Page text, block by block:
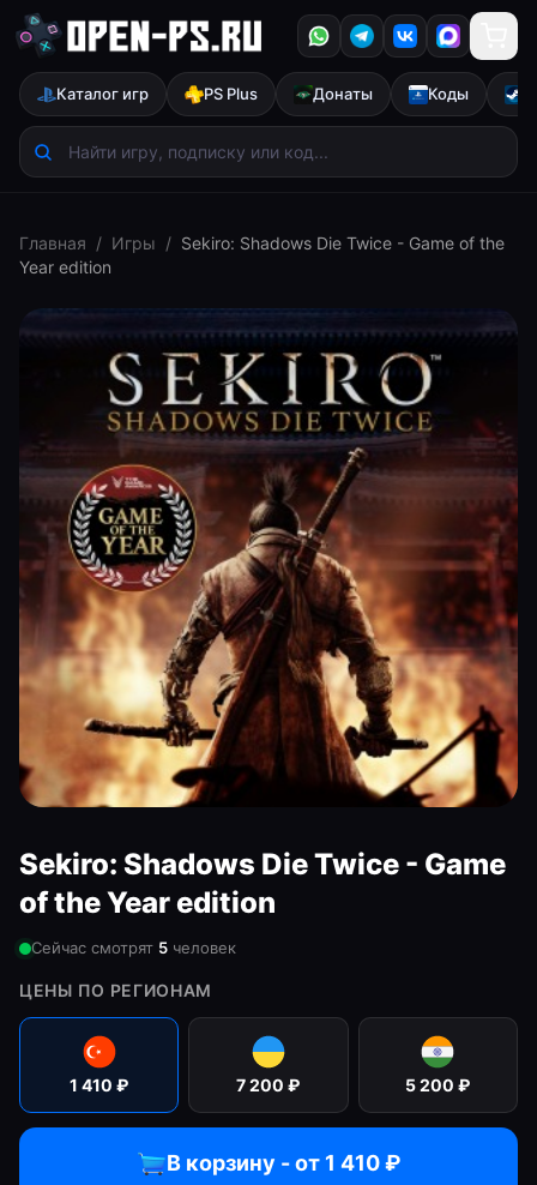
Каталог игр PS Plus Донаты Коды
Главная / Игры / Sekiro: Shadows Die Twice - Game of the
Year edition
Sekiro: Shadows Die Twice - Game
of the Year edition
Сейчас смотрят 5 человек
ЦЕНЫ ПО РЕГИОНАМ
1 410 ₽ 7 200 ₽ 5 200 ₽
В корзину - от 1 410₽